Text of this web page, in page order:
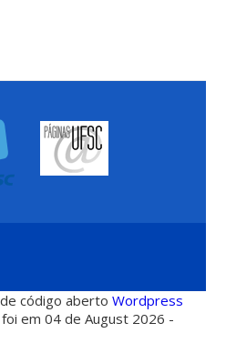
de código abertoWordpress
em 04 de August 2026 -